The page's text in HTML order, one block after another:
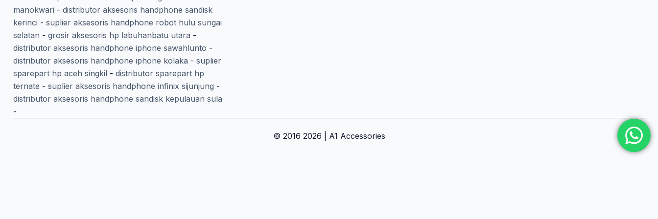
manokwari - distributor aksesoris handphone sandisk
kerinci - suplier aksesoris handphone robot hulu sungai
selatan - grosir aksesoris hp labuhanbatu utara -
distributor aksesoris handphone iphone sawahlunto -
distributor aksesoris handphone iphone kolaka - suplier
sparepart hp aceh singkil - distributor sparepart hp
ternate - suplier aksesoris handphone infinix sijunjung -
distributor aksesoris handphone sandisk kepulauan sula
-
© 2016 2026 | A1 Accessories